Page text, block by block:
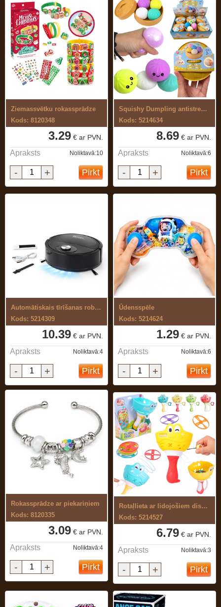
Ziemassvētku rokassprādze
Kods: 8120348
3.29 € ar PVN.
Apraksts Noliktavā:10
- + Pirkt
Squishy Dumpling antistresa rotaļlieta ...
Kods: 5214634
8.69 € ar PVN.
Apraksts Noliktavā:6
- + Pirkt
Automātiskais tīrīšanas robots – ...
Kods: 5214309
10.39 € ar PVN.
Apraksts Noliktavā:4
- + Pirkt
Ūdensspēle
Kods: 5214624
1.29 € ar PVN.
Apraksts Noliktavā:6
- + Pirkt
Rokassprādze ar piekariņiem
Kods: 8120335
3.09 € ar PVN.
Apraksts Noliktavā:4
- + Pirkt
Rotaļlieta ar lidojošiem diskiem
Kods: 5214527
6.79 € ar PVN.
Apraksts Noliktavā:3
- + Pirkt